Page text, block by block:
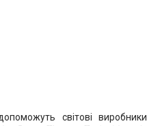
світові виробники